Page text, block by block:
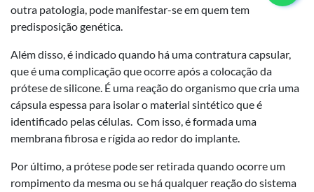
outra patologia, pode manifestar-se em quem tem
predisposição genética.
Além disso, é indicado quando há uma contratura capsular,
que é uma complicação que ocorre após a colocação da
prótese de silicone. É uma reação do organismo que cria uma
cápsula espessa para isolar o material sintético que é
identificado pelas células. Com isso, é formada uma
membrana fibrosa e rígida ao redor do implante.
Por último, a prótese pode ser retirada quando ocorre um
rompimento da mesma ou se há qualquer reação do sistema